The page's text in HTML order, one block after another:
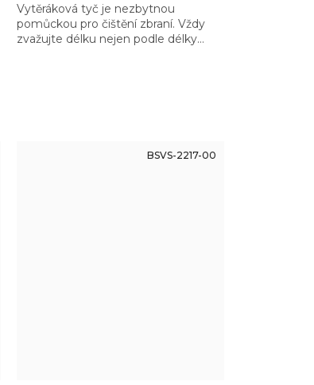
Vytěráková tyč je nezbytnou
pomůckou pro čištění zbraní. Vždy
zvažujte délku nejen podle délky
BSVS-2217-00